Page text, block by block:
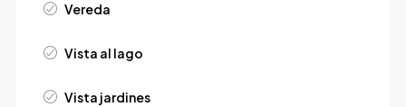
Vereda
Vista al lago
Vista jardines